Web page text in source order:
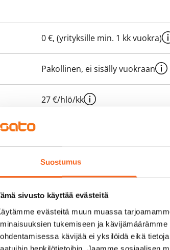
Suostumus
sivusto käyttää evästeitä
evästeitä muun muassa
tukemiseen ja
kävijää ei yksilöidä eikä
0 €, (yrityksille min. 1 kk vuokra)
Pakollinen, ei sisälly vuokraan
27 €/hlö/kk
Vuokraan sisältyy 50 M
hankkia lisänopeutta etuhintaan
Kyllä